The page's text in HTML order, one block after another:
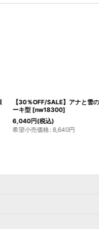
【30％OFF/SALE】アナと雪
ーキ型 [nw18300]
6,040円(税込)
希望小売価格: 8,640円